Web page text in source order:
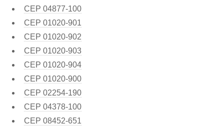
CEP 04877-100
CEP 01020-901
CEP 01020-902
CEP 01020-903
CEP 01020-904
CEP 01020-900
CEP 02254-190
CEP 04378-100
CEP 08452-651